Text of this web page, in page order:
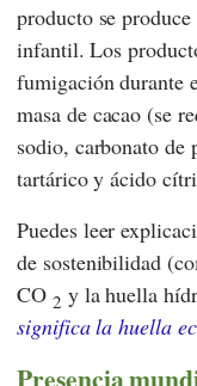
producto se
infantil. Los
fumigación durante
masa de cacao (se
sodio, carbonato de
tartárico y ácido
Puedes leer
de sostenibilidad
CO 2 y la huella
significa la huella
Presencia